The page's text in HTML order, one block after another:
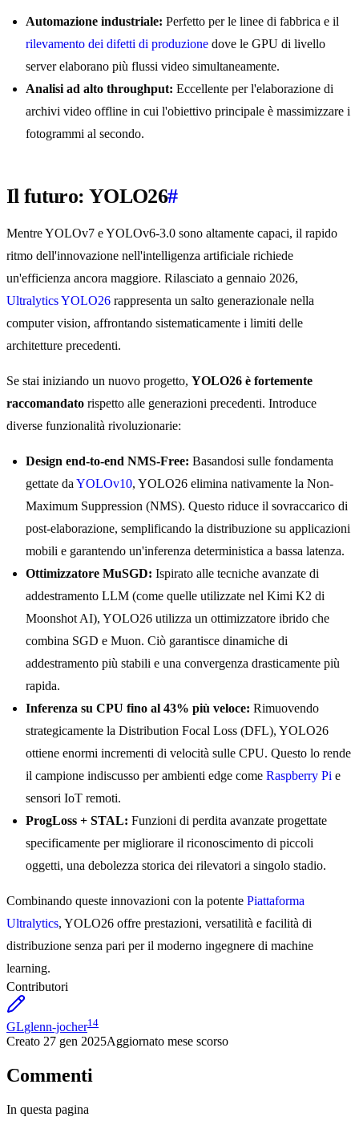
Automazione industriale: Perfetto per le linee di fabbrica e il
rilevamento dei difetti di produzione dove le GPU di livello
server elaborano più flussi video simultaneamente.
Analisi ad alto throughput: Eccellente per l'elaborazione di
archivi video offline in cui l'obiettivo principale è massimizzare i
fotogrammi al secondo.
Il futuro: YOLO26#
Mentre YOLOv7 e YOLOv6-3.0 sono altamente capaci, il rapido
ritmo dell'innovazione nell'intelligenza artificiale richiede
un'efficienza ancora maggiore. Rilasciato a gennaio 2026,
Ultralytics YOLO26 rappresenta un salto generazionale nella
computer vision, affrontando sistematicamente i limiti delle
architetture precedenti.
Se stai iniziando un nuovo progetto, YOLO26 è fortemente
raccomandato rispetto alle generazioni precedenti. Introduce
diverse funzionalità rivoluzionarie:
Design end-to-end NMS-Free: Basandosi sulle fondamenta
gettate da YOLOv10, YOLO26 elimina nativamente la Non-
Maximum Suppression (NMS). Questo riduce il sovraccarico di
post-elaborazione, semplificando la distribuzione su applicazioni
mobili e garantendo un'inferenza deterministica a bassa latenza.
Ottimizzatore MuSGD: Ispirato alle tecniche avanzate di
addestramento LLM (come quelle utilizzate nel Kimi K2 di
Moonshot AI), YOLO26 utilizza un ottimizzatore ibrido che
combina SGD e Muon. Ciò garantisce dinamiche di
addestramento più stabili e una convergenza drasticamente più
rapida.
Inferenza su CPU fino al 43% più veloce: Rimuovendo
strategicamente la Distribution Focal Loss (DFL), YOLO26
ottiene enormi incrementi di velocità sulle CPU. Questo lo rende
il campione indiscusso per ambienti edge come Raspberry Pi e
sensori IoT remoti.
ProgLoss + STAL: Funzioni di perdita avanzate progettate
specificamente per migliorare il riconoscimento di piccoli
oggetti, una debolezza storica dei rilevatori a singolo stadio.
Combinando queste innovazioni con la potente Piattaforma
Ultralytics, YOLO26 offre prestazioni, versatilità e facilità di
distribuzione senza pari per il moderno ingegnere di machine
learning.
Contributori
GLglenn-jocher14
Creato 27 gen 2025Aggiornato mese scorso
Commenti
In questa pagina